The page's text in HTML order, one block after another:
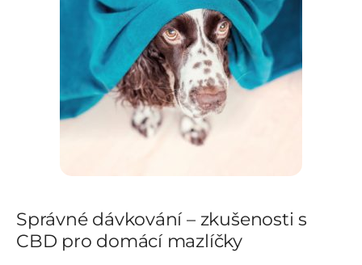
Správné dávkování – zkušenosti s
CBD pro domácí mazlíčky